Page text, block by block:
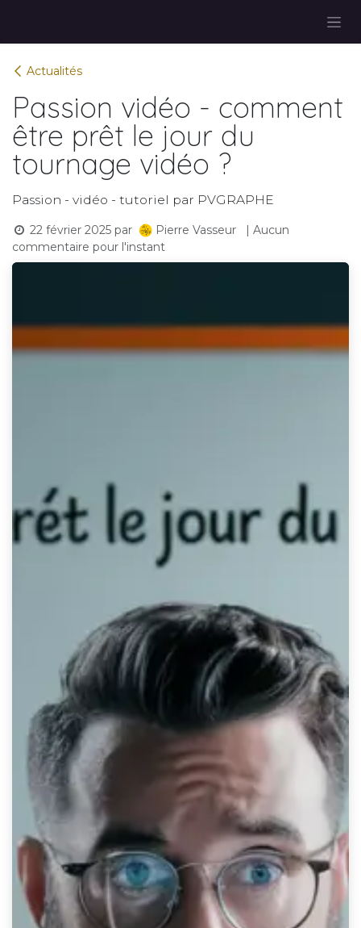
Actualités
Passion vidéo - comment
être prêt le jour du
tournage vidéo ?
Passion - vidéo - tutoriel par PVGRAPHE
22 février 2025 par Pierre Vasseur
| Aucun
commentaire pour l'instant